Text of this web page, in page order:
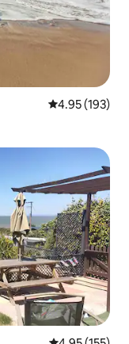
Calificación
4.95 (193)